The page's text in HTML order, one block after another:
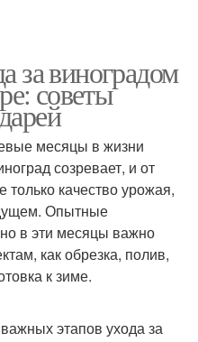
за виноградом
советы
месяцы в жизни
созревает, и от
только качество урожая,
Опытные
в эти месяцы важно
как обрезка, полив,
к зиме.
этапов ухода за